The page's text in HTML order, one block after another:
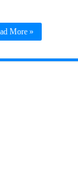
More »